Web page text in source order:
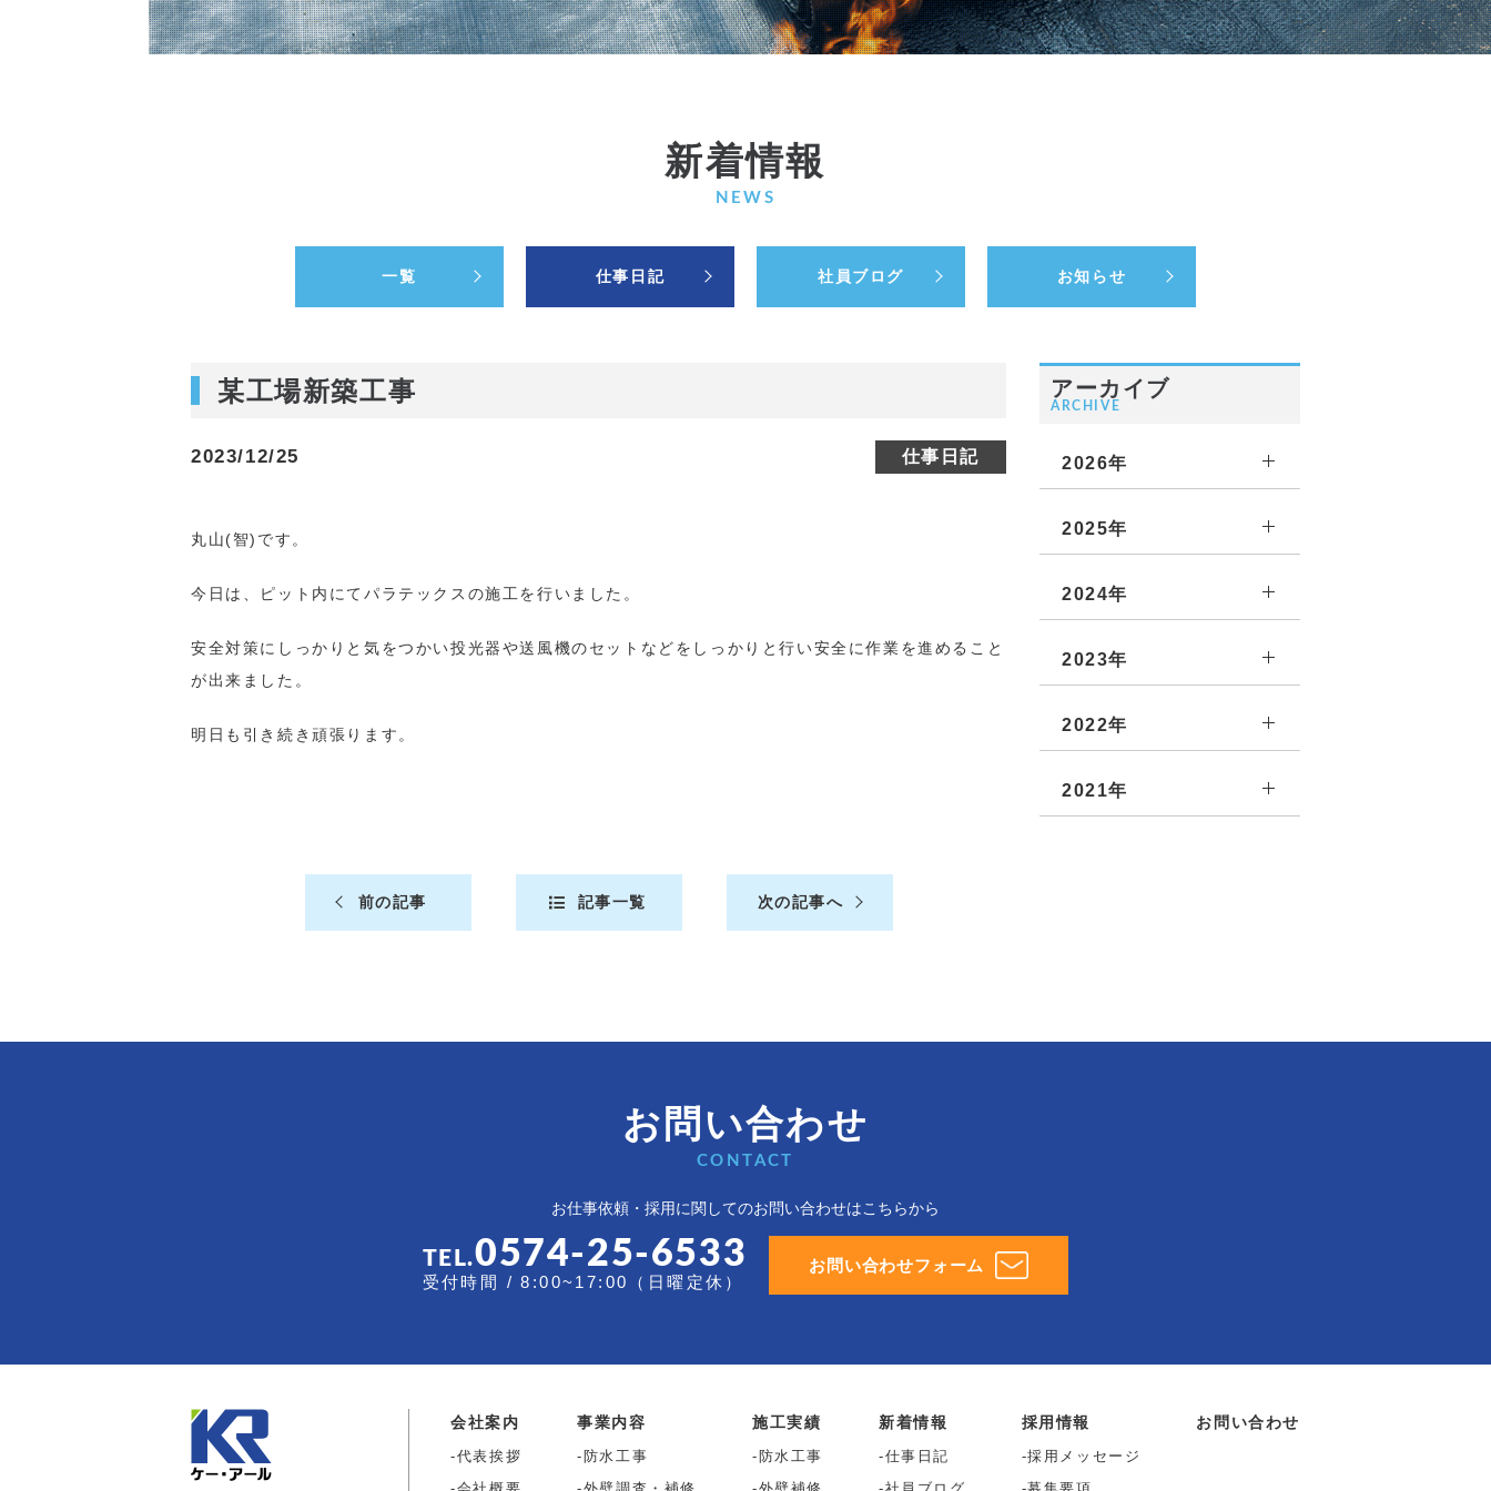
新着情報
NEWS
一覧 仕事日記 社員ブログ お知らせ
某工場新築工事
2023/12/25 仕事日記
丸山(智)です。
今日は、ピット内にてパラテックスの施工を行いました。
安全対策にしっかりと気をつかい投光器や送風機のセットなどをしっかりと行い安全に作業を進めること
が出来ました。
明日も引き続き頑張ります。
前の記事 記事一覧 次の記事へ
アーカイブ
ARCHIVE
2026年
2025年
2024年
2023年
2022年
2021年
お問い合わせ
CONTACT
お仕事依頼・採用に関してのお問い合わせはこちらから
TEL.0574-25-6533
受付時間 / 8:00~17:00（日曜定休）
お問い合わせフォーム
会社案内
代表挨拶
事業内容
防水工事
施工実績
防水工事
新着情報
仕事日記
採用情報
採用メッセージ
お問い合わせ